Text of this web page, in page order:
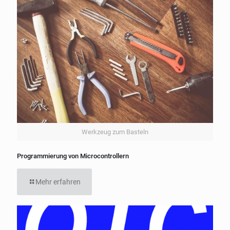
Werkzeug zum Basteln
Programmierung von Microcontrollern
Mehr erfahren